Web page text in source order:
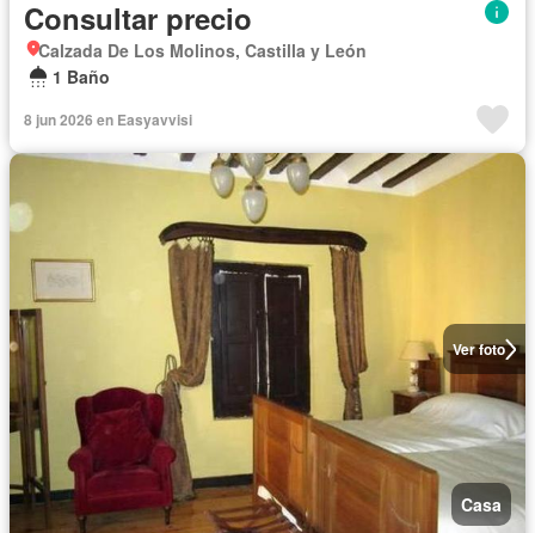
Consultar precio
Calzada De Los Molinos, Castilla y León
1 Baño
8 jun 2026 en Easyavvisi
Ver foto
Casa